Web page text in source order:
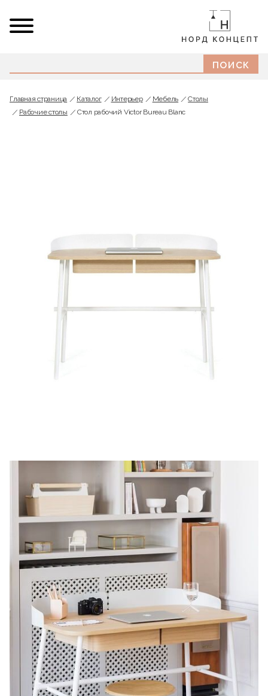
Главная страница Каталог Интерьер Мебель
Cтолы
Рабочие столы
Стол рабочий Victor Bureau Blanc